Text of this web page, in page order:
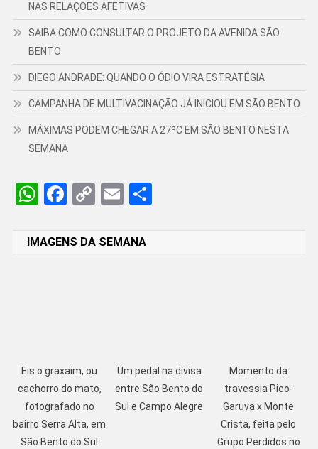
NAS RELAÇÕES AFETIVAS
SAIBA COMO CONSULTAR O PROJETO DA AVENIDA SÃO
BENTO
DIEGO ANDRADE: QUANDO O ÓDIO VIRA ESTRATÉGIA
CAMPANHA DE MULTIVACINAÇÃO JÁ INICIOU EM SÃO BENTO
MÁXIMAS PODEM CHEGAR A 27ºC EM SÃO BENTO NESTA
SEMANA
WhatsApp
Facebook
CopyEmail
IMAGENS DA SEMANA
Eis o graxaim, ou
cachorro do mato,
fotografado no
bairro Serra Alta, em
São Bento do Sul
Um pedal na divisa
entre São Bento do
Sul e Campo Alegre
Momento da
travessia Pico-
Garuva x Monte
Crista, feita pelo
Grupo Perdidos no